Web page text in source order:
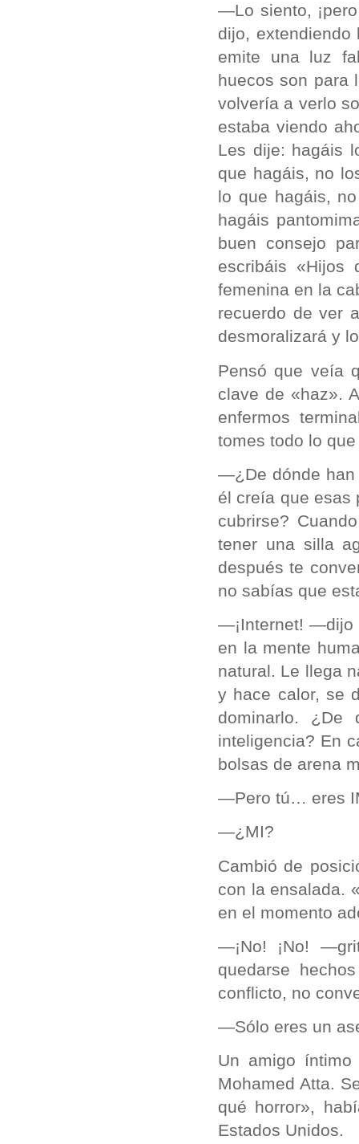
—Lo siento,
dijo,
emite una luz
huecos son para
volvería a verlo
estaba viendo
Les dije: hagáis
que hagáis, no
lo que hagáis,
hagáis
buen consejo
escribáis «Hijos
femenina en la
recuerdo de ver
desmoralizará y
Pensó que veía
clave de «haz».
enfermos
tomes todo lo
—¿De dónde han
él creía que esas
cubrirse?
tener una silla
después te
no sabías que
—¡Internet! —dijo
en la mente
natural. Le llega
y hace calor, se
dominarlo.
inteligencia? En
bolsas de arena
—Pero tú… eres
—¿MI?
Cambió de
con la ensalada.
en el momento
—¡No! ¡No!
quedarse
conflicto, no
—Sólo eres un
Un amigo
Mohamed Atta.
qué horror»,
Estados Unidos.